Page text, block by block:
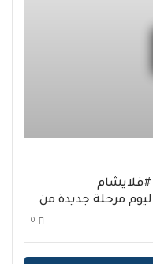
#فلايشام
مرحلة جديدة من
على المحيطين
0